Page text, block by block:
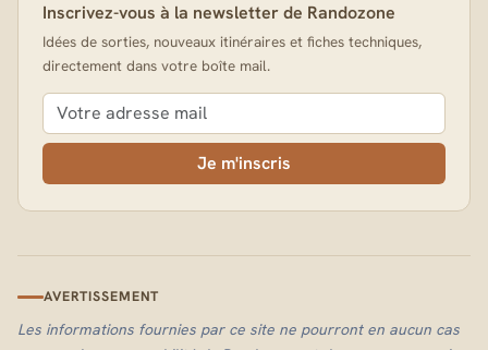
Inscrivez-vous à la newsletter de Randozone
Idées de sorties, nouveaux itinéraires et fiches techniques,
directement dans votre boîte mail.
Je m'inscris
AVERTISSEMENT
Les informations fournies par ce site ne pourront en aucun cas